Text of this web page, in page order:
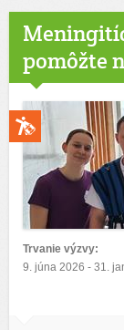
pomôžte
Trvanie výzvy:
9. júna 2026 - 31.